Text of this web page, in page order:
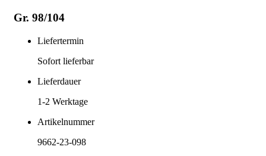
Gr. 98/104
Liefertermin
Sofort lieferbar
Lieferdauer
1-2 Werktage
Artikelnummer
9662-23-098